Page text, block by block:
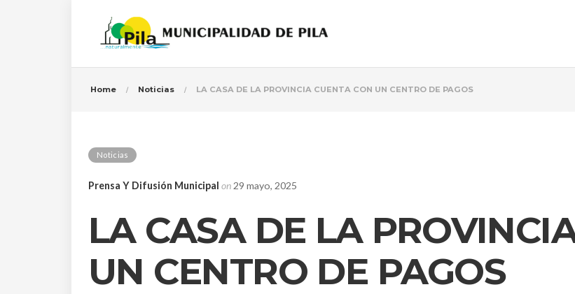
Home Noticias LA CASA DE LA PROVINCIA CUENTA CON UN CENTRO DE PAGOS
Noticias
Prensa Y Difusión Municipal on29 mayo, 2025
LA CASA DE LA
UN CENTRO DE PAGOS